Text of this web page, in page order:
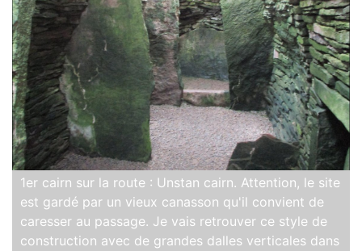
1er cairn sur la route : Unstan cairn. Attention, le site
est gardé par un vieux canasson qu'il convient de
caresser au passage. Je vais retrouver ce style de
construction avec de grandes dalles verticales dans